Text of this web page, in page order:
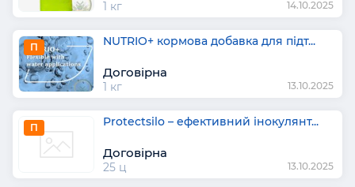
1 кг 14.10.2025
П NUTRIO+ кормова добавка для підт...
Договірна
1 кг 13.10.2025
П Protectsilo – ефективний інокулянт...
Договірна
25 ц 13.10.2025